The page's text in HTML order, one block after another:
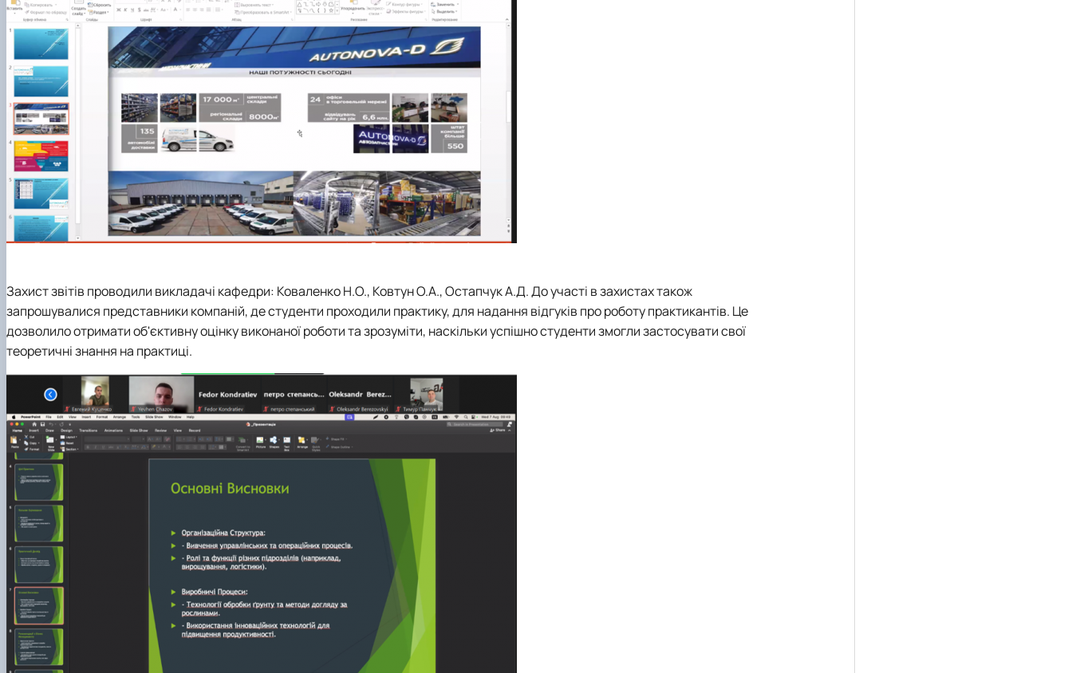
Захист звітів проводили викладачі кафедри: Коваленко Н.О., Ковтун О.А., Остапчук А.Д. До участі в захистах також
запрошувалися представники компаній, де студенти проходили практику, для надання відгуків про роботу практикантів. Це
дозволило отримати об'єктивну оцінку виконаної роботи та зрозуміти, наскільки успішно студенти змогли застосувати свої
теоретичні знання на практиці.